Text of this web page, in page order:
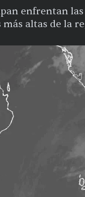
enfrentan
altas de la